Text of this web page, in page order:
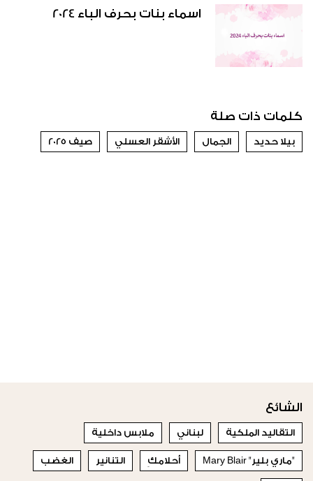
اسماء بنات بحرف الباء 2024
كلمات ذات صلة
بيلا حديد الجمال الأشقر العسلي صيف 2025
الشائع
التقاليد الملكية لبناني ملابس داخلية
"ماري بلير" Mary Blair أحلامكِ التنانير الغضب